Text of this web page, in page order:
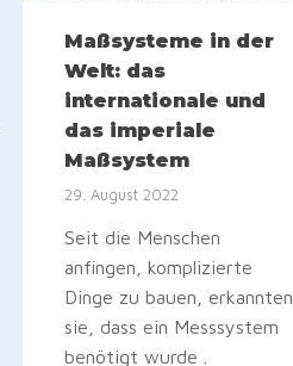
Maßsysteme in der
Welt: das
internationale und
das imperiale
Maßsystem
29. August 2022
Seit die Menschen
anfingen, komplizierte
Dinge zu bauen, erkannten
sie, dass ein Messsystem
benötigt wurde .